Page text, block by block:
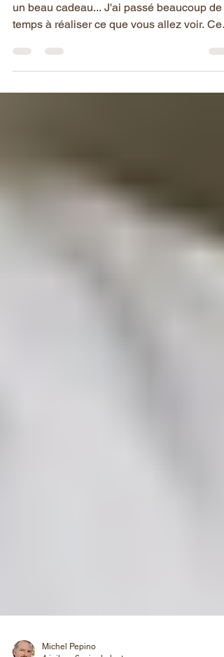
un beau cadeau... J'ai passé beaucoup de
temps à réaliser ce que vous allez voir. Ce
beaucoup d'émotions liées à mon vécu qui
vous feront comprendre pourquoi en 2018
crée l'association pas comme les autres :